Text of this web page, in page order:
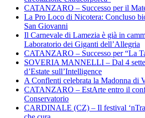
CATANZARO – Successo per il
La Pro Loco di Nicotera: Concluso
San Giovanni
Il Carnevale di Lamezia è già in
Laboratorio dei Giganti dell’Allegria
CATANZARO – Successo per “La
SOVERIA MANNELLI – Dal 4
d’Estate sull’Intelligence
A Conflenti celebrata la Madonna di
CATANZARO – EstArte entro il
Conservatorio
CARDINALE (CZ) – Il festival